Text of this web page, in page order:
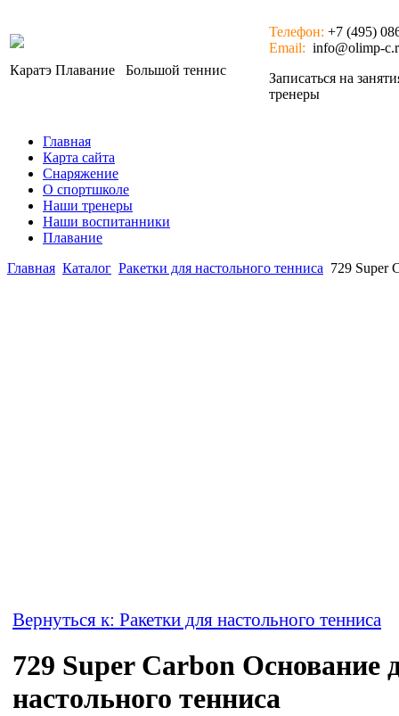
Каратэ Плавание Большой теннис
Телефон: +7 (495)
Email: info@olimp-
Записаться на
тренеры
Главная
Карта сайта
Снаряжение
О спортшколе
Наши тренеры
Наши воспитанники
Плавание
Главная Каталог Ракетки для настольного тенниса 729 Super
Вернуться к: Ракетки для настольного тенниса
729 Super Carbon Основание
настольного тенниса